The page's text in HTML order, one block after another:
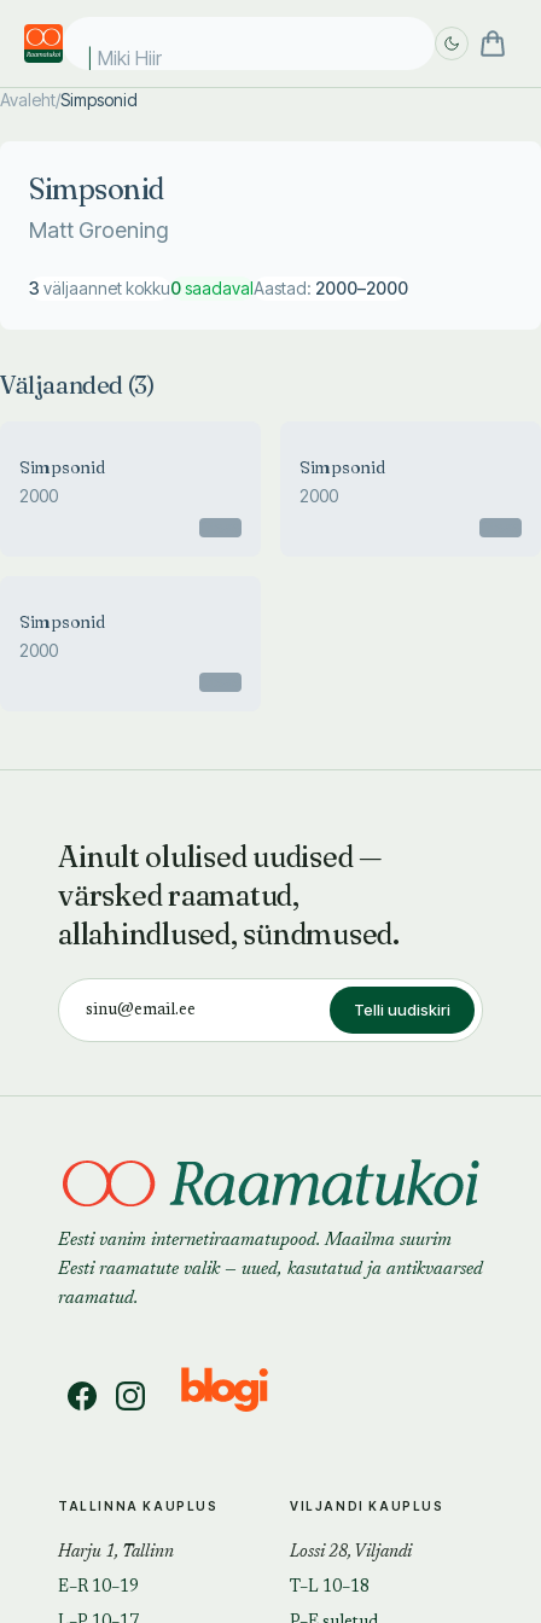
Miki Hiir
Avaleht/Simpsonid
Simpsonid
Matt Groening
3 väljaannet kokku0saadavalAastad: 2000–2000
Väljaanded (3)
Simpsonid
2000
Simpsonid
2000
Simpsonid
2000
Ainult olulised uudised —
värsked raamatud,
allahindlused, sündmused.
Telli uudiskiri
Eesti vanim internetiraamatupood. Maailma suurim
Eesti raamatute valik — uued, kasutatud ja antikvaarsed
raamatud.
TALLINNA KAUPLUS
Harju 1, Tallinn
E–R 10–19
VILJANDI KAUPLUS
Lossi 28, Viljandi
T–L 10–18